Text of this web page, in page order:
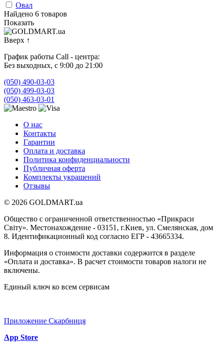
Овал
Найдено 6 товаров
Показать
Вверх ↑
График работы Call - центра:
Без выходных, с 9:00 до 21:00
(050) 490-03-03
(050) 499-03-03
(050) 463-03-01
О нас
Контакты
Гарантии
Оплата и доставка
Политика конфиденциальности
Публичная оферта
Комплекты украшений
Отзывы
© 2026 GOLDMART.ua
Общество с ограниченной ответственностью «Прикраси
Світу». Местонахождение - 03151, г.Киев, ул. Смелянская, дом
8. Идентификационный код согласно ЕГР - 43665334.
Информация о стоимости доставки содержится в разделе
«Оплата и доставка». В расчет стоимости товаров налоги не
включены.
Единый ключ ко всем сервисам
Приложение Скарбниця
App Store